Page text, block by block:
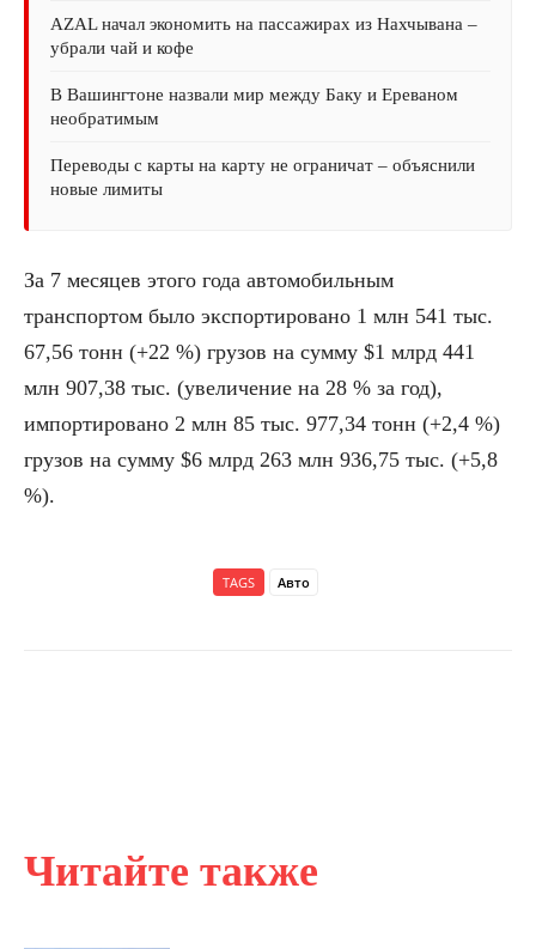
Читайте также
AZAL начал экономить на пассажирах из Нахчывана –
убрали чай и кофе
В Вашингтоне назвали мир между Баку и Ереваном
необратимым
Переводы с карты на карту не ограничат – объяснили
новые лимиты
За 7 месяцев этого года автомобильным
транспортом было экспортировано 1 млн 541 тыс.
67,56 тонн (+22 %) грузов на сумму $1 млрд 441
млн 907,38 тыс. (увеличение на 28 % за год),
импортировано 2 млн 85 тыс. 977,34 тонн (+2,4 %)
грузов на сумму $6 млрд 263 млн 936,75 тыс. (+5,8
%).
TAGS Авто